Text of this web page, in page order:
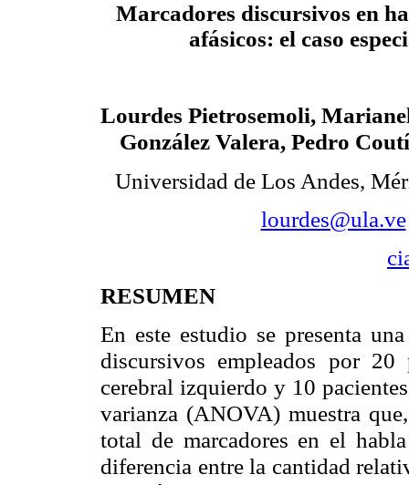
Marcadores discursivos en
afásicos: el caso
Lourdes Pietrosemoli,
González Valera, Pedro
Universidad de Los Andes,
lourdes@ula.ve
RESUMEN
En este estudio se presenta
discursivos empleados por 20
cerebral izquierdo y 10
varianza (ANOVA) muestra
total de marcadores en el
diferencia entre la cantidad